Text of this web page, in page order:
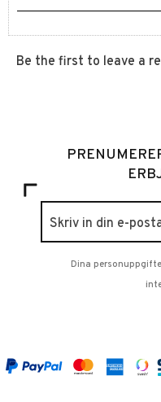
Be the first to leave a
Dina